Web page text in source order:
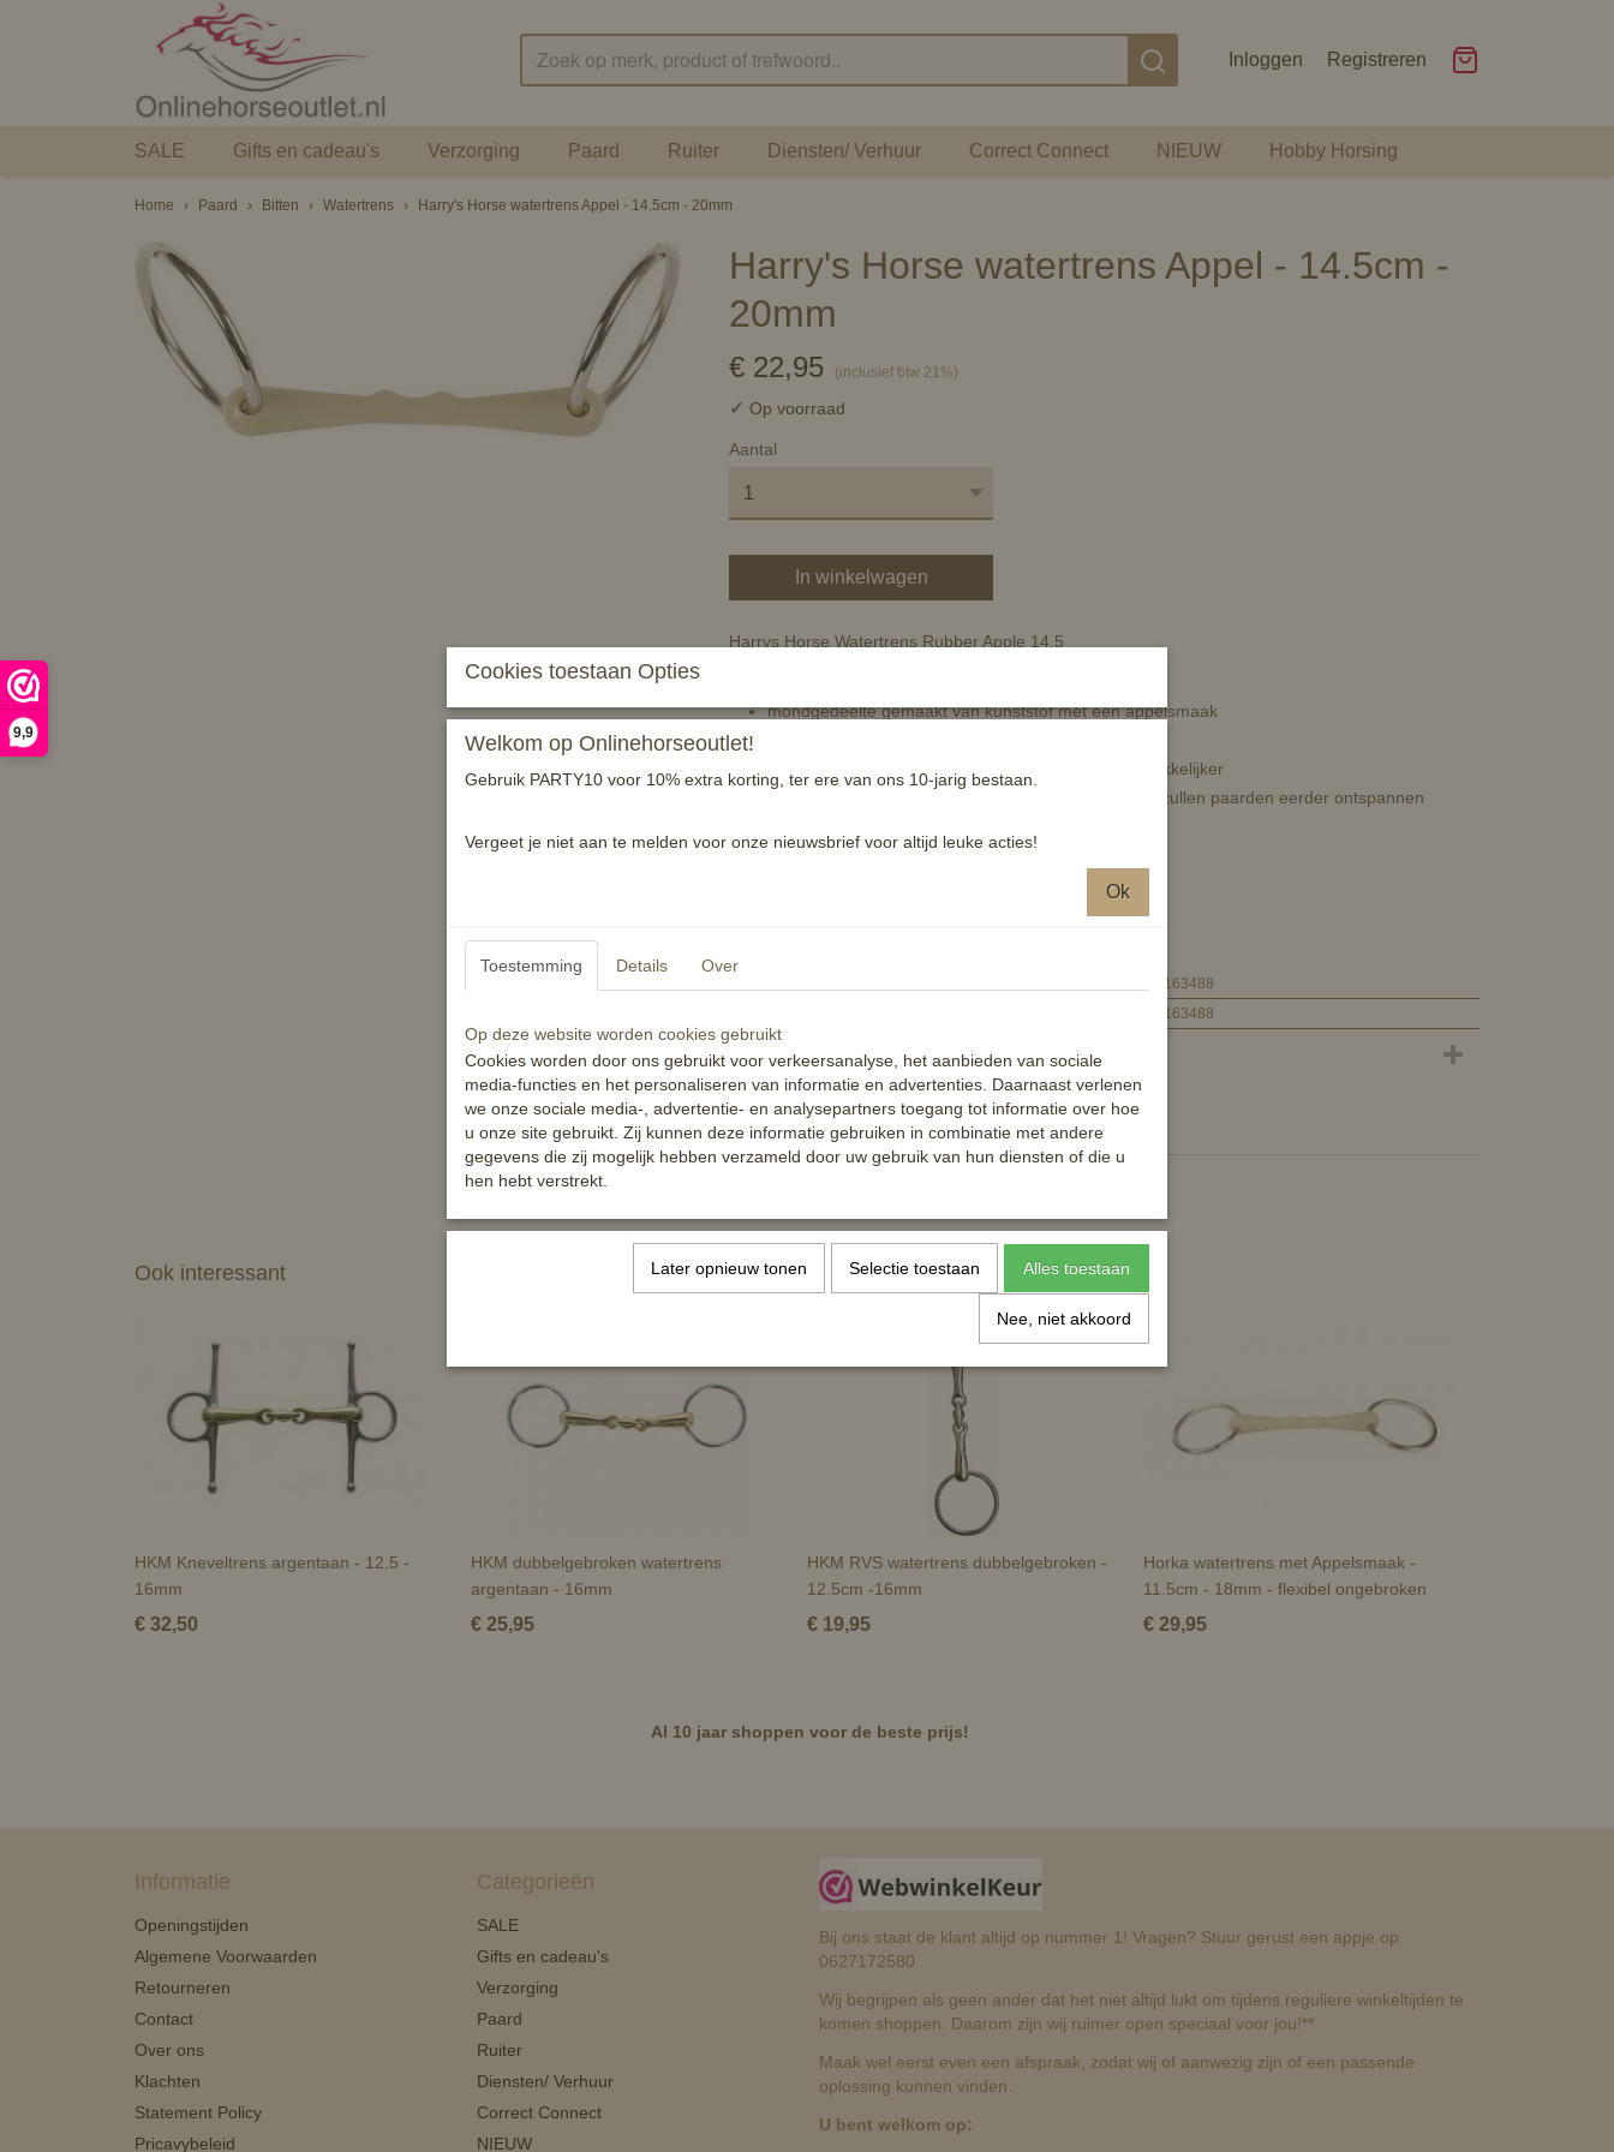
9,9
Inloggen Registreren
SALE Gifts en cadeau's Verzorging Paard Ruiter Diensten/ Verhuur Correct Connect NIEUW Hobby Horsing
Home › Paard › Bitten › Watertrens › Harry's Horse watertrens Appel - 14.5cm - 20mm
Harry's Horse watertrens Appel - 14.5cm -
20mm
€ 22,95 (inclusief btw 21%)
✓ Op voorraad
Aantal
In winkelwagen
Harrys Horse Watertrens Rubber Apple 14.5
mondgedeelte gemaakt van kunststof met een appelsmaak
door de appelsmaak accepteren paarden het bit makkelijker
hierdoor worden de speekselklieren geactiveerd en zullen paarden eerder ontspannen
8714813163488
8714813163488
Reacties
Ook interessant
HKM Kneveltrens argentaan - 12.5 -
16mm
€ 32,50
HKM dubbelgebroken watertrens
argentaan - 16mm
€ 25,95
HKM RVS watertrens dubbelgebroken -
12.5cm -16mm
€ 19,95
Horka watertrens met Appelsmaak -
11.5cm - 18mm - flexibel ongebroken
€ 29,95
Al 10 jaar shoppen voor de beste prijs!
Informatie
Openingstijden
Algemene Voorwaarden
Retourneren
Contact
Over ons
Klachten
Statement Policy
Pricavybeleid
Categorieën
SALE
Gifts en cadeau's
Verzorging
Paard
Ruiter
Diensten/ Verhuur
Correct Connect
NIEUW
Bij ons staat de klant altijd op nummer 1! Vragen? Stuur gerust een appje op
0627172580
Wij begrijpen als geen ander dat het niet altijd lukt om tijdens reguliere winkeltijden te
komen shoppen. Daarom zijn wij ruimer open speciaal voor jou!**
Maak wel eerst even een afspraak, zodat wij of aanwezig zijn of een passende
oplossing kunnen vinden.
U bent welkom op:
Cookies toestaan Opties
Welkom op Onlinehorseoutlet!
Gebruik PARTY10 voor 10% extra korting, ter ere van ons 10-jarig bestaan.
Vergeet je niet aan te melden voor onze nieuwsbrief voor altijd leuke acties!
Ok
Toestemming Details Over
Op deze website worden cookies gebruikt
Cookies worden door ons gebruikt voor verkeersanalyse, het aanbieden van sociale
media-functies en het personaliseren van informatie en advertenties. Daarnaast verlenen
we onze sociale media-, advertentie- en analysepartners toegang tot informatie over hoe
u onze site gebruikt. Zij kunnen deze informatie gebruiken in combinatie met andere
gegevens die zij mogelijk hebben verzameld door uw gebruik van hun diensten of die u
hen hebt verstrekt.
Later opnieuw tonen Selectie toestaan Alles toestaan
Nee, niet akkoord